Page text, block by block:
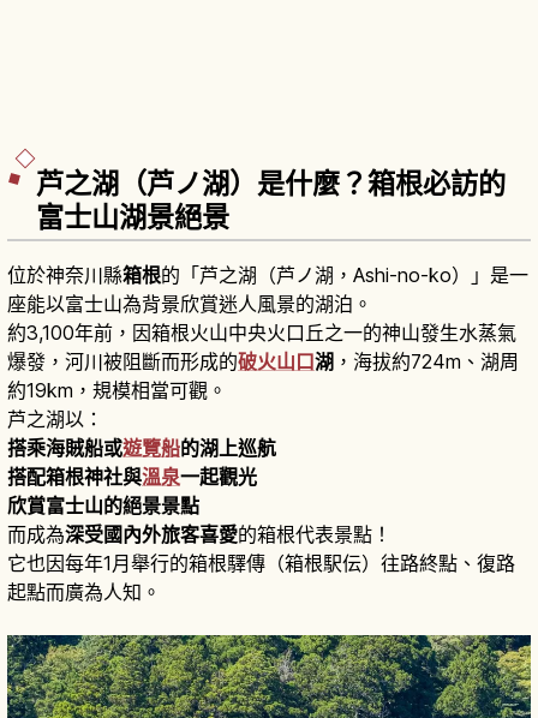
芦之湖（芦ノ湖）是什麼？箱根必訪的
富士山湖景絕景
位於神奈川縣箱根的「芦之湖（芦ノ湖，Ashi-no-ko）」是一
座能以富士山為背景欣賞迷人風景的湖泊。
約3,100年前，因箱根火山中央火口丘之一的神山發生水蒸氣
爆發，河川被阻斷而形成的破火山口湖 ，海拔約724m、湖周
約19km，規模相當可觀。
芦之湖以：
搭乘海賊船或遊覽船的湖上巡航
搭配箱根神社與溫泉一起觀光
欣賞富士山的絕景景點
而成為深受國內外旅客喜愛的箱根代表景點！
它也因每年1月舉行的箱根驛傳（箱根駅伝）往路終點、復路
起點而廣為人知。